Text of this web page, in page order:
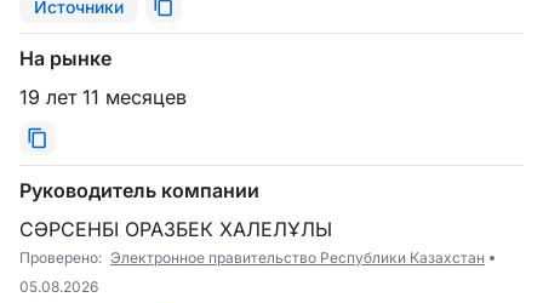
Источники
На рынке
19 лет 11 месяцев
Руководитель компании
СӘРСЕНБІ ОРАЗБЕК ХАЛЕЛҰЛЫ
Проверено: Электронное правительство Республики Казахстан
05.08.2026